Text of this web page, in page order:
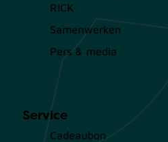
RICK
Samenwerken
Pers & media
Service
Cadeaubon